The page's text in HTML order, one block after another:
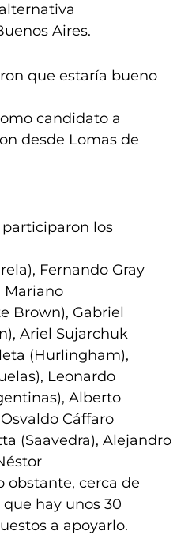
Aires.
que estaría bueno
candidato a
desde Lomas de
los
Fernando Gray
Mariano
Brown), Gabriel
Ariel Sujarchuk
(Hurlingham),
Leonardo
Alberto
Cáffaro
(Saavedra), Alejandro
obstante, cerca de
hay unos 30
a apoyarlo.